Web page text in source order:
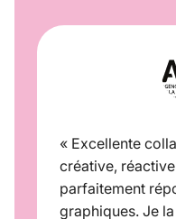
« Excellente
créative, réactive
parfaitement
graphiques. Je